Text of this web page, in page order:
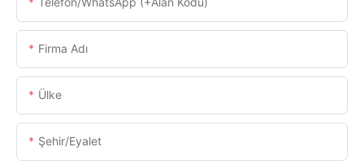
Firma Adı
Ülke
Şehir/eyalet